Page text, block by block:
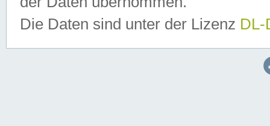
Die Daten sind unter der Lizenz